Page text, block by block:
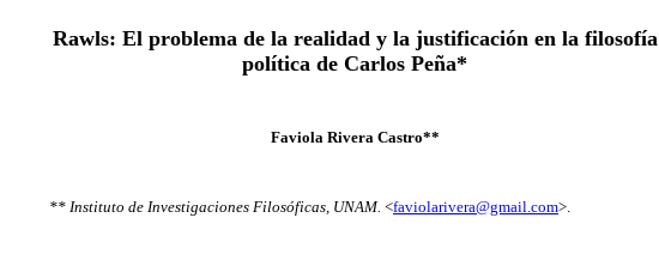
Rawls: El problema de la realidad y la justificación en la filosofía
política de Carlos Peña*
Faviola Rivera Castro**
** Instituto de Investigaciones Filosóficas, UNAM. <faviolarivera@gmail.com>.